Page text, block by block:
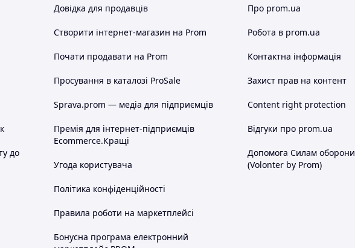
до
Довідка для продавців
Створити інтернет-магазин на Prom
Почати продавати на Prom
Просування в каталозі ProSale
Sprava.prom — медіа для підприємців
Премія для інтернет-підприємців
Ecommerce.Кращі
Угода користувача
Політика конфіденційності
Правила роботи на маркетплейсі
Бонусна програма електронний
Про prom.ua
Робота в prom.ua
Контактна інформація
Захист прав на контент
Content right protection
Відгуки про prom.ua
Допомога Силам оборони
(Volonter by Prom)